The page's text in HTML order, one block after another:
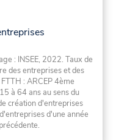
: INSEE, 2022. Taux de
des entreprises et des
: ARCEP 4ème
à 64 ans au sens du
création d'entreprises
d'une année